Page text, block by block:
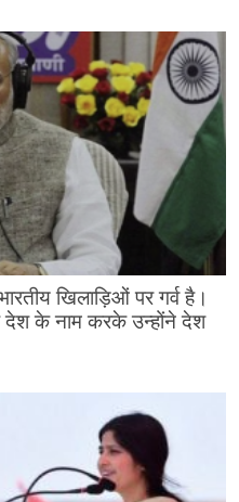
खिलाड़िओं पर गर्व है।
देश के नाम करके उन्होंने देश